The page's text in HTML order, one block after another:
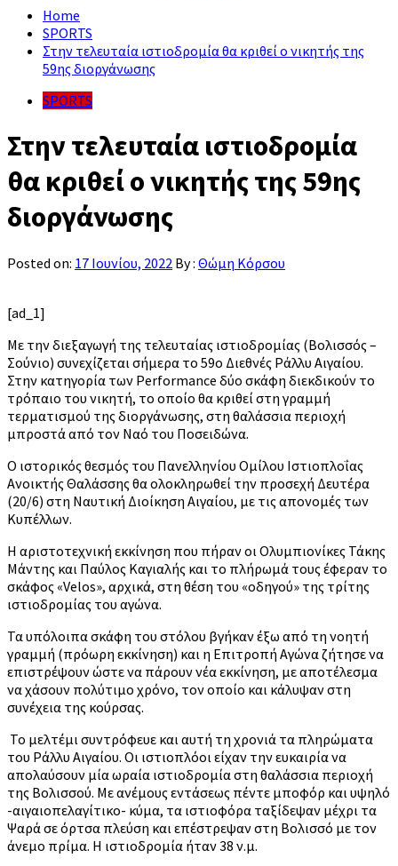
Home
SPORTS
Στην τελευταία ιστιοδρομία θα κριθεί ο νικητής της
59ης διοργάνωσης
SPORTS
Στην τελευταία ιστιοδρομία
θα κριθεί ο νικητής της 59ης
διοργάνωσης
Posted on: 17 Ιουνίου, 2022 By : Θώμη Κόρσου
[ad_1]
Με την διεξαγωγή της τελευταίας ιστιοδρομίας (Βολισσός –
Σούνιο) συνεχίζεται σήμερα το 59ο Διεθνές Ράλλυ Αιγαίου.
Στην κατηγορία των Performance δύο σκάφη διεκδικούν το
τρόπαιο του νικητή, το οποίο θα κριθεί στη γραμμή
τερματισμού της διοργάνωσης, στη θαλάσσια περιοχή
μπροστά από τον Ναό του Ποσειδώνα.
Ο ιστορικός θεσμός του Πανελληνίου Ομίλου Ιστιοπλοΐας
Ανοικτής Θαλάσσης θα ολοκληρωθεί την προσεχή Δευτέρα
(20/6) στη Ναυτική Διοίκηση Αιγαίου, με τις απονομές των
Κυπέλλων.
Η αριστοτεχνική εκκίνηση που πήραν οι Ολυμπιονίκες Τάκης
Μάντης και Παύλος Καγιαλής και το πλήρωμά τους έφεραν το
σκάφος «Velos», αρχικά, στη θέση του «οδηγού» της τρίτης
ιστιοδρομίας του αγώνα.
Τα υπόλοιπα σκάφη του στόλου βγήκαν έξω από τη νοητή
γραμμή (πρόωρη εκκίνηση) και η Επιτροπή Αγώνα ζήτησε να
επιστρέψουν ώστε να πάρουν νέα εκκίνηση, με αποτέλεσμα
να χάσουν πολύτιμο χρόνο, τον οποίο και κάλυψαν στη
συνέχεια της κούρσας.
Το μελτέμι συντρόφευε και αυτή τη χρονιά τα πληρώματα
του Ράλλυ Αιγαίου. Οι ιστιοπλόοι είχαν την ευκαιρία να
απολαύσουν μία ωραία ιστιοδρομία στη θαλάσσια περιοχή
της Βολισσού. Με ανέμους εντάσεως πέντε μποφόρ και υψηλό
-αιγαιοπελαγίτικο- κύμα, τα ιστιοφόρα ταξίδεψαν μέχρι τα
Ψαρά σε όρτσα πλεύση και επέστρεψαν στη Βολισσό με τον
άνεμο πρίμα. Η ιστιοδρομία ήταν 38 ν.μ.